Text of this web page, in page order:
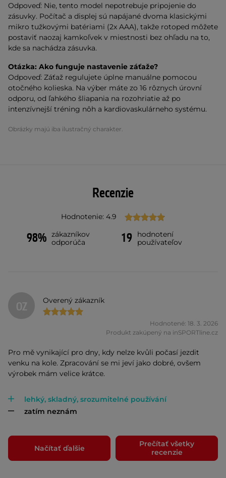
Odpoveď: Nie, tento model nepotrebuje pripojenie do
zásuvky. Počítač a displej sú napájané dvoma klasickými
mikro tužkovými batériami (2x AAA), takže rotoped môžete
postaviť naozaj kamkoľvek v miestnosti bez ohľadu na to,
kde sa nachádza zásuvka.
Otázka: Ako funguje nastavenie záťaže?
Odpoveď: Záťaž regulujete úplne manuálne pomocou
otočného kolieska. Na výber máte zo 16 rôznych úrovní
odporu, od ľahkého šliapania na rozohriatie až po
intenzívnejší tréning nôh a kardiovaskulárneho systému.
Obrázky majú iba ilustračný charakter.
Recenzie
Hodnotenie: 4.9
98% zákazníkov
odporúča
19
hodnotení
používateľov
OZ Overený zákazník
Hodnotené: 18. 3. 2026
Produkt zakúpený na inSPORTline.cz
Pro mě vynikající pro dny, kdy nelze kvůli počasí jezdit
venku na kole. Zpracování se mi jeví jako dobré, ovšem
výrobek mám velice krátce.
lehký, skladný, srozumitelné používání
zatím neznám
Načítať ďalšie
Prečítať všetky
recenzie